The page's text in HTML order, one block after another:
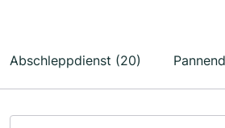
Abschleppdienst (20)